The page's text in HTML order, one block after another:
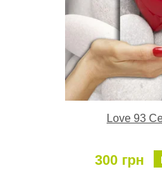
Love 93
300 грн